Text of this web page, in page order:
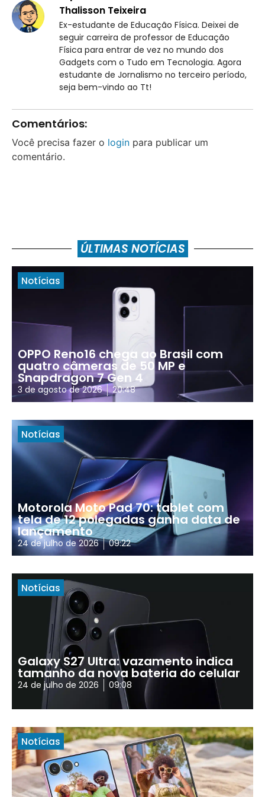
Thalisson Teixeira
Ex-estudante de Educação Física. Deixei de
seguir carreira de professor de Educação
Física para entrar de vez no mundo dos
Gadgets com o Tudo em Tecnologia. Agora
estudante de Jornalismo no terceiro período,
seja bem-vindo ao Tt!
Comentários:
Você precisa fazer o login para publicar um
comentário.
ÚLTIMAS NOTÍCIAS
Notícias
OPPO Reno16 chega ao Brasil com
quatro câmeras de 50 MP e
Snapdragon 7 Gen 4
3 de agosto de 2026 20:48
Notícias
Motorola Moto Pad 70: tablet com
tela de 12 polegadas ganha data de
lançamento
24 de julho de 2026 09:22
Notícias
Galaxy S27 Ultra: vazamento indica
tamanho da nova bateria do celular
24 de julho de 2026 09:08
Notícias